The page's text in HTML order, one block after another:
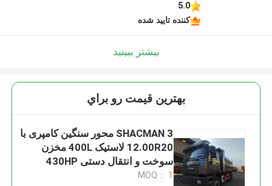
5.0
کننده تایید شده
بیشتر ببینید
بهترين قيمت رو براي
SHACMAN 3 محور سنگین کامپری با
12.00R20 لاستیک 400L مخزن
سوخت و انتقال دستی 430HP
یوروII 25 تن
MOQ： 1